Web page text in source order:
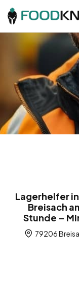
Lagerhelfer
Breisach
Stunde –
79206